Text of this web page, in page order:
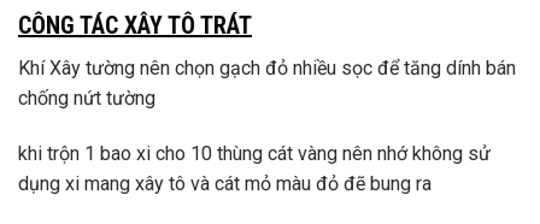
CÔNG TÁC XÂY TÔ TRÁT
Khí Xây tường nên chọn gạch đỏ nhiều sọc để tăng dính bán
chống nứt tường
khi trộn 1 bao xi cho 10 thùng cát vàng nên nhớ không sử
dụng xi mang xây tô và cát mỏ màu đỏ đẽ bung ra